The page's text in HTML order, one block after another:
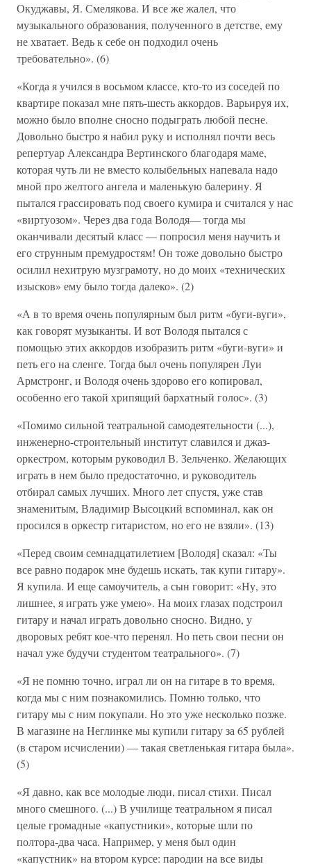
Окуджавы, Я. Смелякова. И все же жалел, что
музыкального образования, полученного в детстве, ему
не хватает. Ведь к себе он подходил очень
требовательно». (6)
«Когда я учился в восьмом классе, кто-то из соседей по
квартире показал мне пять-шесть аккордов. Варьируя их,
можно было вполне сносно подыграть любой песне.
Довольно быстро я набил руку и исполнял почти весь
репертуар Александра Вертинского благодаря маме,
которая чуть ли не вместо колыбельных напевала надо
мной про желтого ангела и маленькую балерину. Я
пытался грассировать под своего кумира и считался у нас
«виртуозом». Через два года Володя— тогда мы
оканчивали десятый класс — попросил меня научить и
его струнным премудростям! Он тоже довольно быстро
осилил нехитрую музграмоту, но до моих «технических
изысков» ему было тогда далеко». (2)
«А в то время очень популярным был ритм «буги-вуги»,
как говорят музыканты. И вот Володя пытался с
помощью этих аккордов изобразить ритм «буги-вуги» и
петь его на сленге. Тогда был очень популярен Луи
Армстронг, и Володя очень здорово его копировал,
особенно его такой хрипящий бархатный голос». (3)
«Помимо сильной театральной самодеятельности (...),
инженерно-строительный институт славился и джаз-
оркестром, которым руководил В. Зельченко. Желающих
играть в нем было предостаточно, и руководитель
отбирал самых лучших. Много лет спустя, уже став
знаменитым, Владимир Высоцкий вспоминал, как он
просился в оркестр гитаристом, но его не взяли». (13)
«Перед своим семнадцатилетием [Володя] сказал: «Ты
все равно подарок мне будешь искать, так купи гитару».
Я купила. И еще самоучитель, а сын говорит: «Ну, это
лишнее, я играть уже умею». На моих глазах подстроил
гитару и начал играть довольно сносно. Видно, у
дворовых ребят кое-что перенял. Но петь свои песни он
начал уже будучи студентом театрального». (7)
«Я не помню точно, играл ли он на гитаре в то время,
когда мы с ним познакомились. Помню только, что
гитару мы с ним покупали. Но это уже несколько позже.
В магазине на Неглинке мы купили гитару за 65 рублей
(в старом исчислении) — такая светленькая гитара была».
(5)
«Я давно, как все молодые люди, писал стихи. Писал
много смешного. (...) В училище театральном я писал
целые громадные «капустники», которые шли по
полтора-два часа. Например, у меня был один
«капустник» на втором курсе: пародии на все виды